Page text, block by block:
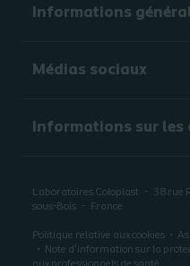
Informations
Médias sociaux
Informations sur les
Laboratoires Coloplast 38 rue
sous-Bois
France
Politique relative aux cookies
Note d’information sur la